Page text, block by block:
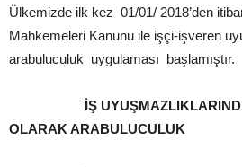
Ülkemizde ilk kez 01/01/ 2018’den
Mahkemeleri Kanunu ile işçi-işveren
arabuluculuk uygulaması başlamıştır.
İŞ
OLARAK ARABULUCULUK